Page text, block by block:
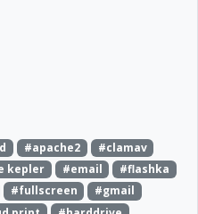
#apache2
#clamav
kepler #email
#flashka
#fullscreen
#gmail